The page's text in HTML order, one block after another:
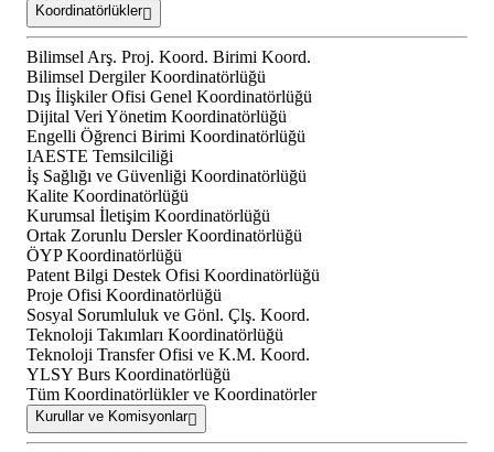
Koordinatörlükler
Bilimsel Arş. Proj. Koord. Birimi Koord.
Bilimsel Dergiler Koordinatörlüğü
Dış İlişkiler Ofisi Genel Koordinatörlüğü
Dijital Veri Yönetim Koordinatörlüğü
Engelli Öğrenci Birimi Koordinatörlüğü
IAESTE Temsilciliği
İş Sağlığı ve Güvenliği Koordinatörlüğü
Kalite Koordinatörlüğü
Kurumsal İletişim Koordinatörlüğü
Ortak Zorunlu Dersler Koordinatörlüğü
ÖYP Koordinatörlüğü
Patent Bilgi Destek Ofisi Koordinatörlüğü
Proje Ofisi Koordinatörlüğü
Sosyal Sorumluluk ve Gönl. Çlş. Koord.
Teknoloji Takımları Koordinatörlüğü
Teknoloji Transfer Ofisi ve K.M. Koord.
YLSY Burs Koordinatörlüğü
Tüm Koordinatörlükler ve Koordinatörler
Kurullar ve Komisyonlar